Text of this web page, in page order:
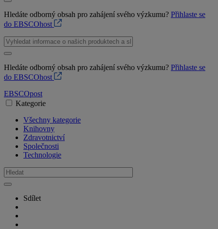
Hledáte odborný obsah pro zahájení svého výzkumu? Přihlaste se
do EBSCOhost
Hledáte odborný obsah pro zahájení svého výzkumu? Přihlaste se
do EBSCOhost
EBSCOpost
Kategorie
Všechny kategorie
Knihovny
Zdravotnictví
Společnosti
Technologie
Sdílet